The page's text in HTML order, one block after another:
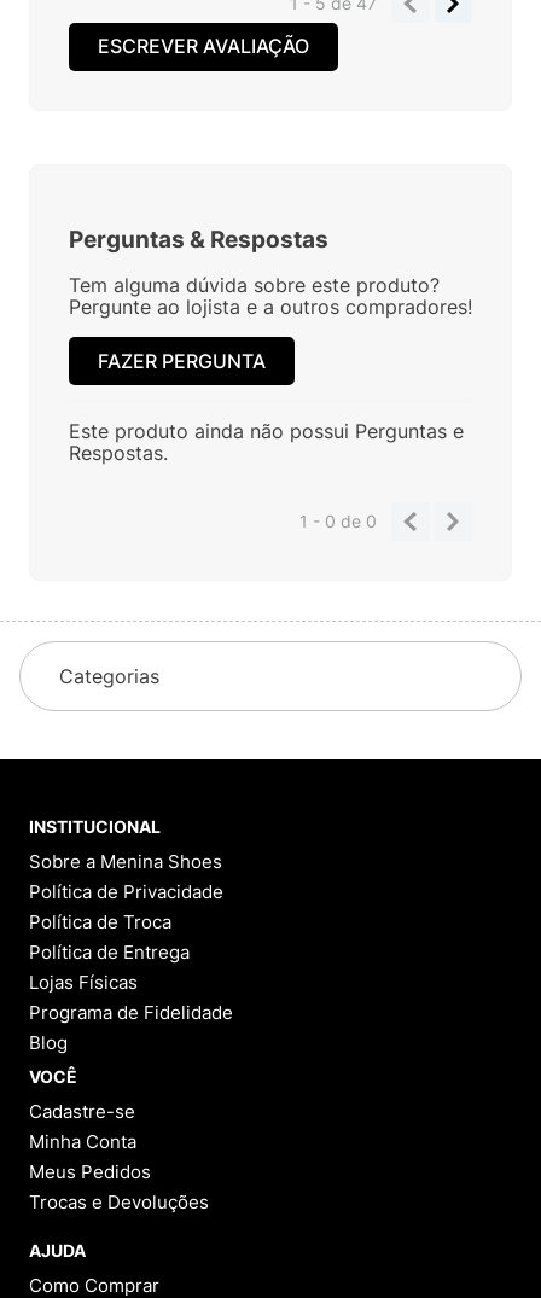
ESCREVER AVALIAÇÃO
Perguntas & Respostas
Tem alguma dúvida sobre este produto?
Pergunte ao lojista e a outros compradores!
FAZER PERGUNTA
Este produto ainda não possui Perguntas e
Respostas.
1 - 0de 0
Categorias
INSTITUCIONAL
Sobre a Menina Shoes
Política de Privacidade
Política de Troca
Política de Entrega
Lojas Físicas
Programa de Fidelidade
Blog
VOCÊ
Cadastre-se
Minha Conta
Meus Pedidos
Trocas e Devoluções
AJUDA
Como Comprar